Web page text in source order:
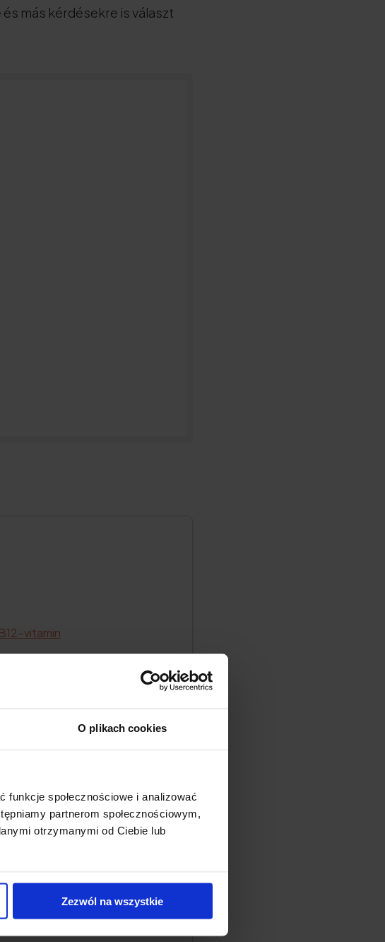
O plikach cookies
społecznościowe i analizować
partnerom społecznościowym,
otrzymanymi od Ciebie lub
Zezwól na wszystkie
más kérdésekre is választ
B12-vitamin